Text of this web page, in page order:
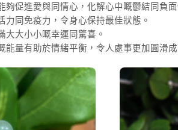
促進愛與同情心，化解心中嘅鬱結同負面
同免疫力，令身心保持最佳狀態。
大大小小嘅幸運同驚喜。
量有助於情緒平衡，令人處事更加圓滑成